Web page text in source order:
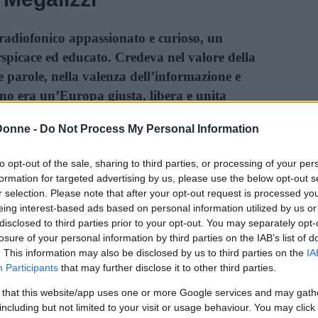
- Do Not Process My Personal Information
opt-out of the sale, sharing to third parties, or processing of your
for targeted advertising by us, please use the below opt-out
selection. Please note that after your opt-out request is processed
interest-based ads based on personal information utilized by us
to third parties prior to your opt-out. You may separately
of your personal information by third parties on the IAB’s list of
This information may also be disclosed by us to third parties on the
Participants that may further disclose it to other third parties.
that this website/app uses one or more Google services and may
but not limited to your visit or usage behaviour. You may
appassionato e curioso, un
ed educato. Credeva nel valore della
nella valenza dell’informazione e
era un’Europa giusta, libera e unita
anche la Fondazione che porta il suo nome,
città. L’obiettivo è far sì che Antonio non
vittima italiana delterrorismodal
possano essere portati avanti progetti
idee e i suoi valori.
Megalizzi